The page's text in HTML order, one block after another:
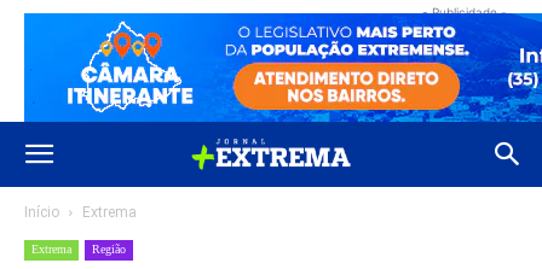
- Publicidade -
Início Extrema
Extrema Região